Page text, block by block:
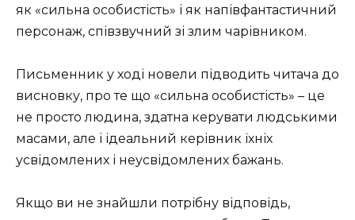
як «сильна особистість» і як напівфантастичний
персонаж, співзвучний зі злим чарівником.
Письменник у ході новели підводить читача до
висновку, про те що «сильна особистість» – це
не просто людина, здатна керувати людськими
масами, але і ідеальний керівник їхніх
усвідомлених і неусвідомлених бажань.
Якщо ви не знайшли потрібну відповідь,